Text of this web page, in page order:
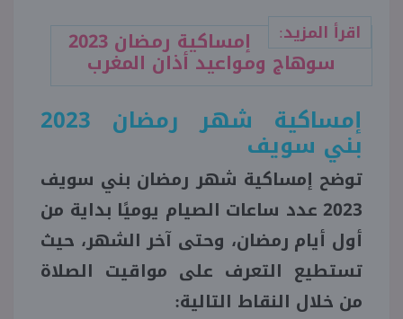
اقرأ المزيد: إمساكية رمضان 2023
سوهاج ومواعيد أذان المغرب
إمساكية شهر رمضان 2023
بني سويف
توضح إمساكية شهر رمضان بني سويف
2023 عدد ساعات الصيام يوميًا بداية من
أول أيام رمضان، وحتى آخر الشهر، حيث
تستطيع التعرف على مواقيت الصلاة
من خلال النقاط التالية: